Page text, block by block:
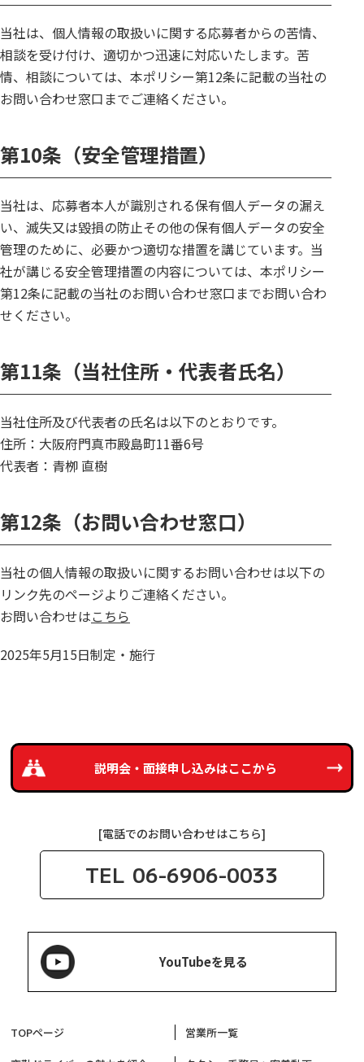
当社は、個人情報の取扱いに関する応募者からの苦情、
相談を受け付け、適切かつ迅速に対応いたします。苦
情、相談については、本ポリシー第12条に記載の当社の
お問い合わせ窓口までご連絡ください。
第10条（安全管理措置）
当社は、応募者本人が識別される保有個人データの漏え
い、滅失又は毀損の防止その他の保有個人データの安全
管理のために、必要かつ適切な措置を講じています。当
社が講じる安全管理措置の内容については、本ポリシー
第12条に記載の当社のお問い合わせ窓口までお問い合わ
せください。
第11条（当社住所・代表者氏名）
当社住所及び代表者の氏名は以下のとおりです。
住所：大阪府門真市殿島町11番6号
代表者：青栁 直樹
第12条（お問い合わせ窓口）
当社の個人情報の取扱いに関するお問い合わせは以下の
リンク先のページよりご連絡ください。
お問い合わせはこちら
2025年5月15日制定・施行
説明会・面接申し込みはここから
[電話でのお問い合わせはこちら]
TEL 06-6906-0033
YouTubeを見る
TOPページ 営業所一覧